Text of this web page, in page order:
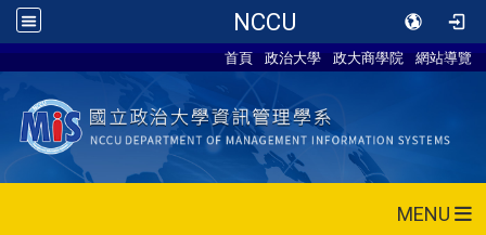
NCCU
首頁 政治大學 政大商學院 網站導覽
MENU